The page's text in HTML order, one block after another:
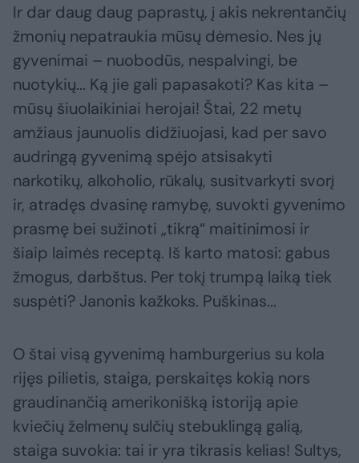
Ir dar daug daug paprastų, į akis nekrentančių
žmonių nepatraukia mūsų dėmesio. Nes jų
gyvenimai – nuobodūs, nespalvingi, be
nuotykių... Ką jie gali papasakoti? Kas kita –
mūsų šiuolaikiniai herojai! Štai, 22 metų
amžiaus jaunuolis didžiuojasi, kad per savo
audringą gyvenimą spėjo atsisakyti
narkotikų, alkoholio, rūkalų, susitvarkyti svorį
ir, atradęs dvasinę ramybę, suvokti gyvenimo
prasmę bei sužinoti „tikrą“ maitinimosi ir
šiaip laimės receptą. Iš karto matosi: gabus
žmogus, darbštus. Per tokį trumpą laiką tiek
suspėti? Janonis kažkoks. Puškinas...
O štai visą gyvenimą hamburgerius su kola
rijęs pilietis, staiga, perskaitęs kokią nors
graudinančią amerikonišką istoriją apie
kviečių želmenų sulčių stebuklingą galią,
staiga suvokia: tai ir yra tikrasis kelias! Sultys,